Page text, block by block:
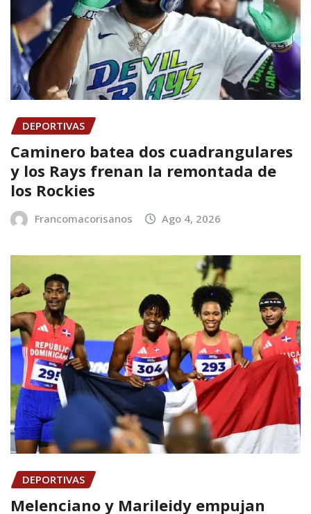
DEPORTIVAS
Caminero batea dos cuadrangulares
y los Rays frenan la remontada de
los Rockies
Francomacorisanos Ago 4, 2026
DEPORTIVAS
Melenciano y Marileidy empujan